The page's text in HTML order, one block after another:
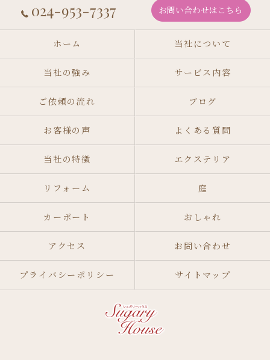
024-953-7337 お問い合わせはこちら
ホーム 当社について
当社の強み サービス内容
ご依頼の流れ ブログ
お客様の声 よくある質問
当社の特徴 エクステリア
リフォーム 庭
カーポート おしゃれ
アクセス お問い合わせ
プライバシーポリシー サイトマップ